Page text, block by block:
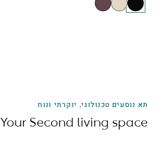
תא נוסעים טכנולוגי, יוקרתי ונוח
Your Second living space